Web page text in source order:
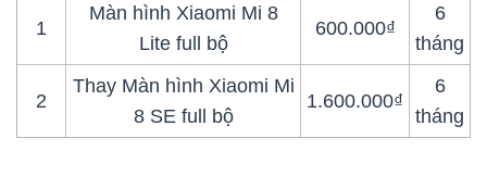
1
Màn hình Xiaomi Mi 8
Lite full bộ
600.000₫
6
tháng
2
Thay Màn hình Xiaomi Mi
8 SE full bộ
1.600.000₫
6
tháng